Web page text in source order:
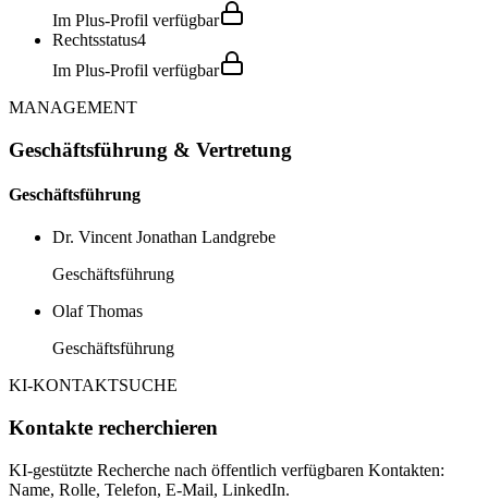
Im Plus-Profil verfügbar
Rechtsstatus4
Im Plus-Profil verfügbar
MANAGEMENT
Geschäftsführung & Vertretung
Geschäftsführung
Dr. Vincent Jonathan Landgrebe
Geschäftsführung
Olaf Thomas
Geschäftsführung
KI-KONTAKTSUCHE
Kontakte recherchieren
KI-gestützte Recherche nach öffentlich verfügbaren Kontakten:
Name, Rolle, Telefon, E-Mail, LinkedIn.